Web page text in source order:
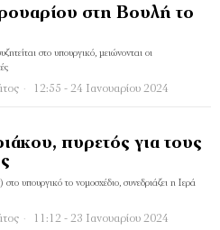
στη Βουλή το
στο υπουργικό, μειώνονται οι
12:55 - 24 Ιανουαρίου 2024
πυρετός για τους
υπουργικό το νομοσχέδιο, συνεδριάζει η Ιερά
11:12 - 23 Ιανουαρίου 2024